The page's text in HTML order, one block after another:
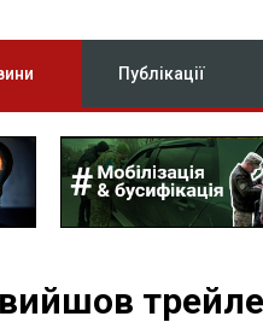
Публікації